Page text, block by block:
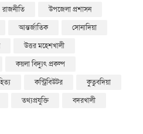
রাজনীতি
উপজেলা প্রশাসন
আন্তর্জাতিক
সোনাদিয়া
উত্তর মহেশখালী
কয়লা বিদ্যুৎ প্রকল্প
কন্ট্রিবিউটর
কুতুবদিয়া
তথ্যপ্রযুক্তি
বদরখালী